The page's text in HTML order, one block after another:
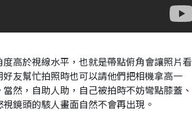
高於視線水平，也就是帶點俯角會讓照片看
友幫忙拍照時也可以請他們把相機拿高一
然，自助人助，自己被拍時不妨彎點膝蓋、
鏡頭的駭人畫面自然不會再出現。